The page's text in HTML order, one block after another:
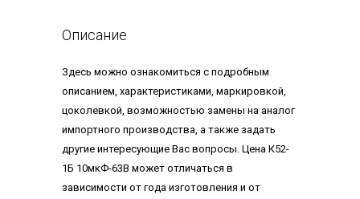
Описание
Здесь можно ознакомиться с подробным
описанием, характеристиками, маркировкой,
цоколевкой, возможностью замены на аналог
импортного производства, а также задать
другие интересующие Вас вопросы. Цена К52-
1Б 10мкФ-63В может отличаться в
зависимости от года изготовления и от